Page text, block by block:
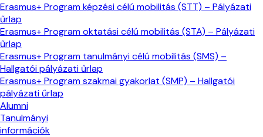
Erasmus+ Program képzési célú mobilitás (STT) – Pályázati
űrlap
Erasmus+ Program oktatási célú mobilitás (STA) – Pályázati
űrlap
Erasmus+ Program tanulmányi célú mobilitás (SMS) –
Hallgatói pályázati űrlap
Erasmus+ Program szakmai gyakorlat (SMP) – Hallgatói
pályázati űrlap
Alumni
Tanulmányi
információk